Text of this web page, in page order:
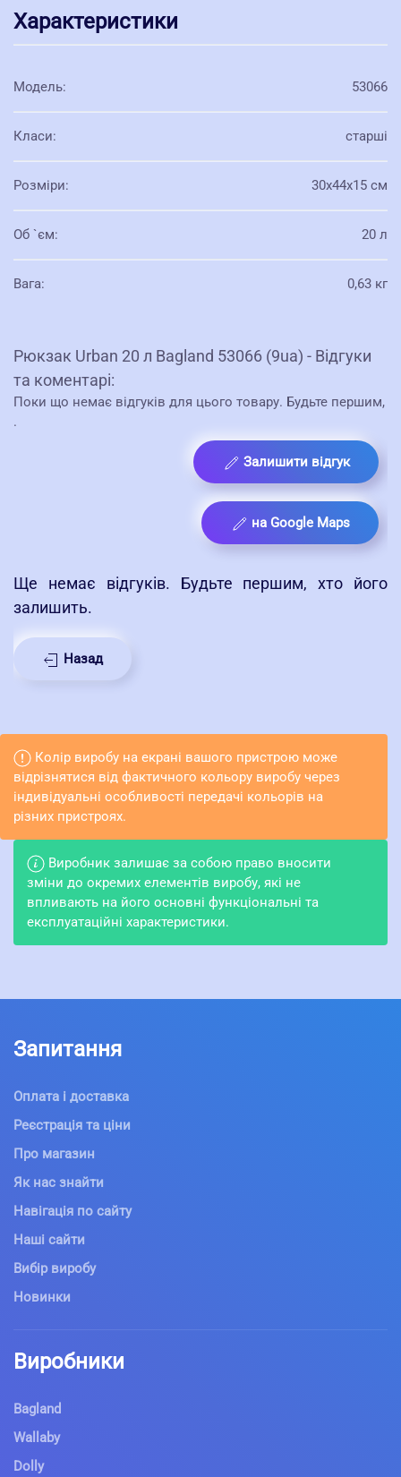
Характеристики
Модель: 53066
Класи: старші
Розміри: 30х44х15 см
Об `єм: 20 л
Вага: 0,63 кг
Рюкзак Urban 20 л Bagland 53066 (9ua) - Відгуки
та коментарі:
Поки що немає відгуків для цього товару. Будьте першим,
.
Залишити відгук
на Google Maps
Ще немає відгуків. Будьте першим, хто його
залишить.
Назад
Колір виробу на екрані вашого пристрою може
відрізнятися від фактичного кольору виробу через
індивідуальні особливості передачі кольорів на
різних пристроях.
Виробник залишає за собою право вносити
зміни до окремих елементів виробу, які не
впливають на його основні функціональні та
експлуатаційні характеристики.
Запитання
Оплата і доставка
Реєстрація та ціни
Про магазин
Як нас знайти
Навігація по сайту
Наші сайти
Вибір виробу
Новинки
Виробники
Bagland
Wallaby
Dolly